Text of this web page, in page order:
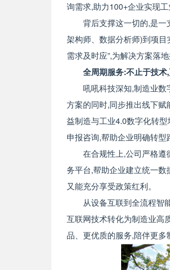
询需求,助力100+企业实现
背后支撑这一切的,是
架构师、数据分析师)到项
需求及时应”,为解决方案落地
全周期服务:不止于技
吼吼科技深知,制造业
方案的同时,同步推出线下
益制造与工业4.0数字化转
申报咨询,帮助企业明确转型
在合规性上,公司严格
务平台,帮助企业建立统一数
又能充分享受政策红利。
从设备互联到全流程智
互联网技术转化为制造业高
品、更优质的服务,陪伴更多